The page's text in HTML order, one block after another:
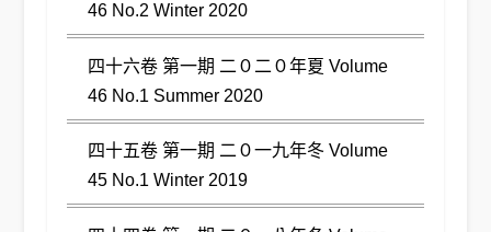
46 No.2 Winter 2020
四十六卷 第一期 二０二０年夏 Volume
46 No.1 Summer 2020
四十五卷 第一期 二０一九年冬 Volume
45 No.1 Winter 2019